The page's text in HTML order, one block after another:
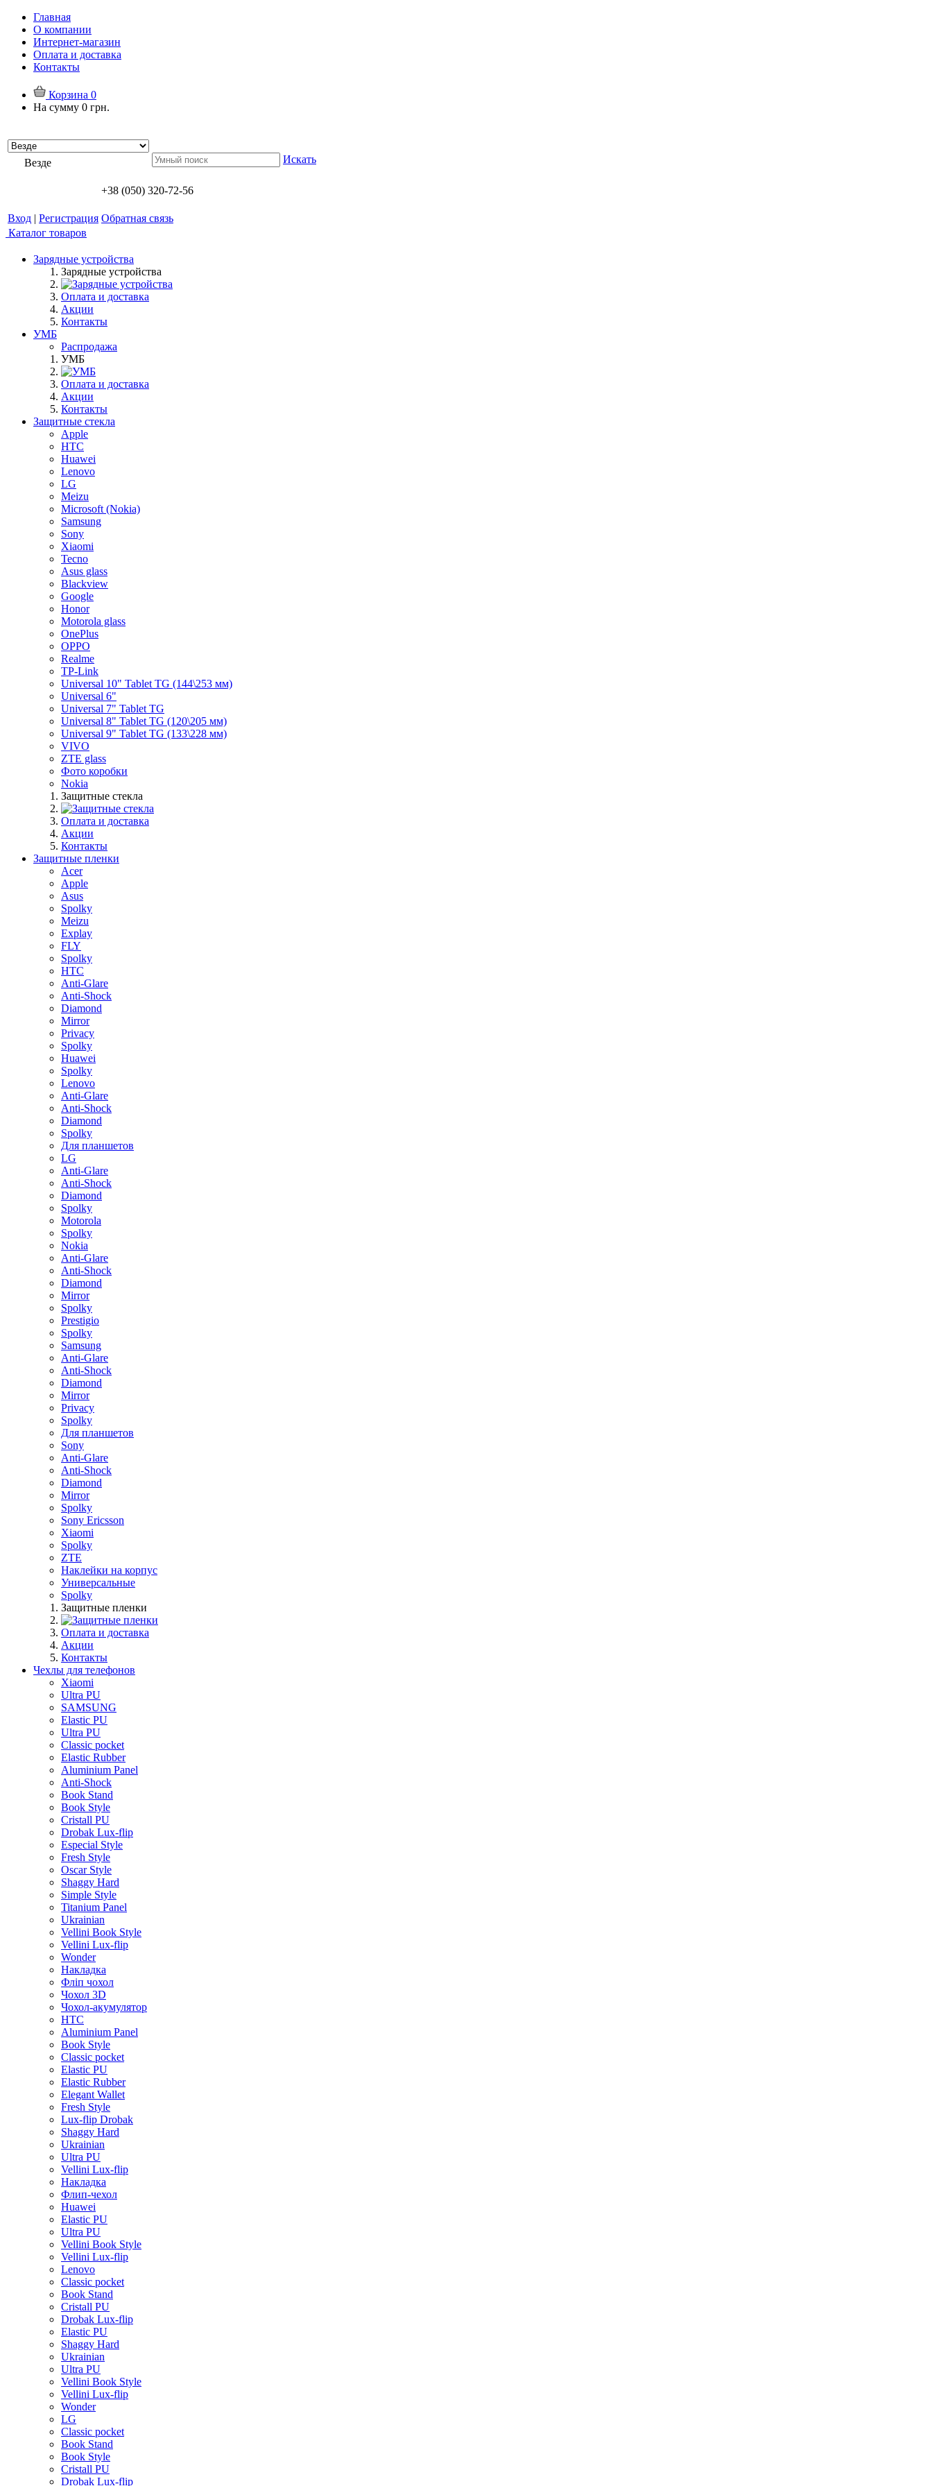
Главная
О компании
Интернет-магазин
Оплата и доставка
Контакты
Корзина 0
На сумму 0 грн.
Везде Искать
+38 (050) 320-72-56
Вход | Регистрация Обратная связь
Каталог товаров
Зарядные устройства
Зарядные устройства
Оплата и доставка
Акции
Контакты
УМБ
Распродажа
УМБ
Оплата и доставка
Акции
Контакты
Защитные стекла
Apple
HTC
Huawei
Lenovo
LG
Meizu
Microsoft (Nokia)
Samsung
Sony
Xiaomi
Tecno
Asus glass
Blackview
Google
Honor
Motorola glass
OnePlus
OPPO
Realme
TP-Link
Universal 10" Tablet TG (144\253 мм)
Universal 6"
Universal 7" Tablet TG
Universal 8" Tablet TG (120\205 мм)
Universal 9" Tablet TG (133\228 мм)
VIVO
ZTE glass
Фото коробки
Nokia
Защитные стекла
Оплата и доставка
Акции
Контакты
Защитные пленки
Acer
Apple
Asus
Spolky
Meizu
Explay
FLY
Spolky
HTC
Anti-Glare
Anti-Shock
Diamond
Mirror
Privacy
Spolky
Huawei
Spolky
Lenovo
Anti-Glare
Anti-Shock
Diamond
Spolky
Для планшетов
LG
Anti-Glare
Anti-Shock
Diamond
Spolky
Motorola
Spolky
Nokia
Anti-Glare
Anti-Shock
Diamond
Mirror
Spolky
Prestigio
Spolky
Samsung
Anti-Glare
Anti-Shock
Diamond
Mirror
Privacy
Spolky
Для планшетов
Sony
Anti-Glare
Anti-Shock
Diamond
Mirror
Spolky
Sony Ericsson
Xiaomi
Spolky
ZTE
Наклейки на корпус
Универсальные
Spolky
Защитные пленки
Оплата и доставка
Акции
Контакты
Чехлы для телефонов
Xiaomi
Ultra PU
SAMSUNG
Elastic PU
Ultra PU
Classic pocket
Elastic Rubber
Aluminium Panel
Anti-Shock
Book Stand
Book Style
Cristall PU
Drobak Lux-flip
Especial Style
Fresh Style
Oscar Style
Shaggy Hard
Simple Style
Titanium Panel
Ukrainian
Vellini Book Style
Vellini Lux-flip
Wonder
Накладка
Фліп чохол
Чохол 3D
Чохол-акумулятор
HTC
Aluminium Panel
Book Style
Classic pocket
Elastic PU
Elastic Rubber
Elegant Wallet
Fresh Style
Lux-flip Drobak
Shaggy Hard
Ukrainian
Ultra PU
Vellini Lux-flip
Накладка
Флип-чехол
Huawei
Elastic PU
Ultra PU
Vellini Book Style
Vellini Lux-flip
Lenovo
Classic pocket
Book Stand
Cristall PU
Drobak Lux-flip
Elastic PU
Shaggy Hard
Ukrainian
Ultra PU
Vellini Book Style
Vellini Lux-flip
Wonder
LG
Classic pocket
Book Stand
Book Style
Cristall PU
Drobak Lux-flip